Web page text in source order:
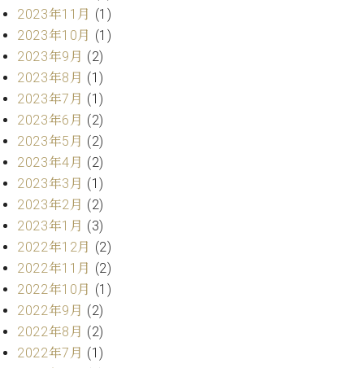
ュ
タ
イ
ン
コ
ン
サ
ー
ア
ッ
プ
ラ
イ
ト
ピ
ア
ノ
C.
入
実
音
楽
教
室
ご
愛
用
の
声
ク
ー
教
室
ご
挨
拶
展
示
報
ホー
ル・
スタ
ジオ
レン
タル
ホー
ル・
スタ
2023年11月 (1)
2023年10月 (1)
2023年9月 (2)
2023年8月 (1)
2023年7月 (1)
2023年6月 (2)
2023年5月 (2)
2023年4月 (2)
2023年3月 (1)
2023年2月 (2)
2023年1月 (3)
2022年12月 (2)
2022年11月 (2)
2022年10月 (1)
2022年9月 (2)
2022年8月 (2)
2022年7月 (1)